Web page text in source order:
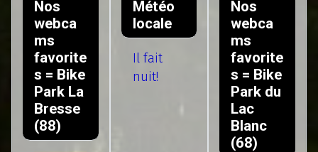
Nos
webca
ms
favorite
s = Bike
Park La
Bresse
(88)
Météo
locale
Il fait
nuit!
Nos
webca
ms
favorite
s = Bike
Park du
Lac
Blanc
(68)